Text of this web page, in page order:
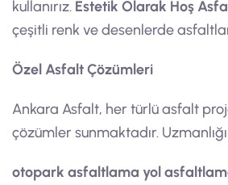
kullanırız. Estetik Olarak Hoş
çeşitli renk ve desenlerde
Özel Asfalt Çözümleri
Ankara Asfalt, her türlü asfalt
çözümler sunmaktadır.
otopark asfaltlama yol